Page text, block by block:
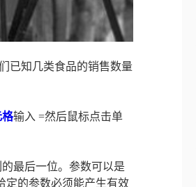
已知几类食品的销售数量
格输入 =然后鼠标点击单
最后一位。参数可以是
定的参数必须能产生有效